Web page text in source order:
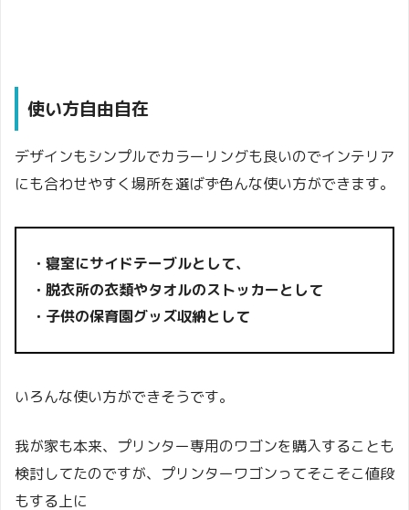
使い方自由自在
デザインもシンプルでカラーリングも良いのでインテリア
にも合わせやすく場所を選ばず色んな使い方ができます。
・寝室にサイドテーブルとして、
・脱衣所の衣類やタオルのストッカーとして
・子供の保育園グッズ収納として
いろんな使い方ができそうです。
我が家も本来、プリンター専用のワゴンを購入することも
検討してたのですが、プリンターワゴンってそこそこ値段
もする上に